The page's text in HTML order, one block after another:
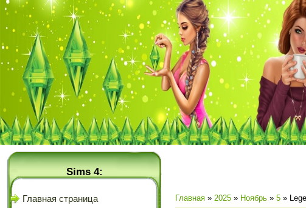
Sims 4:
Главная страница
Главная » 2025 » Ноябрь » 5 »